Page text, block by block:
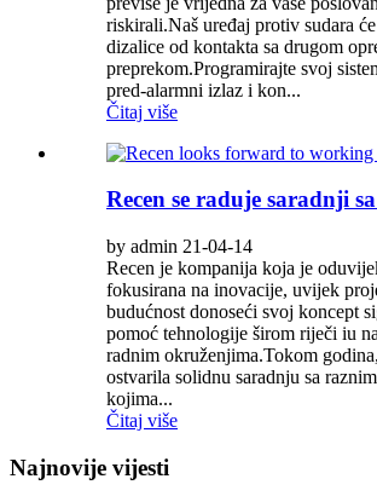
riskirali.Naš uređaj protiv sudara
dizalice od kontakta sa drugom
preprekom.Programirajte svoj
pred-alarmni izlaz i kon...
Čitaj više
Recen se raduje saradnji
by admin 21-04-14
Recen je kompanija koja je
fokusirana na inovacije, uvijek
budućnost donoseći svoj koncept
pomoć tehnologije širom riječi iu
radnim okruženjima.Tokom
ostvarila solidnu saradnju sa
kojima...
Čitaj više
Najnovije vijesti